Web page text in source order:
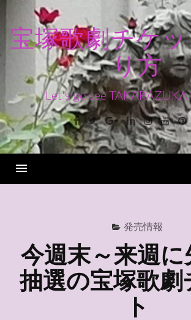
ン
ス
キ
ッ
宝塚歌劇チケ
り方
Let's go see TAKARAZUKA
Facebook
TwitterGoogle+LinkedinInstagram
発売情報
今週末～来週に
抽選の宝塚歌劇
ト